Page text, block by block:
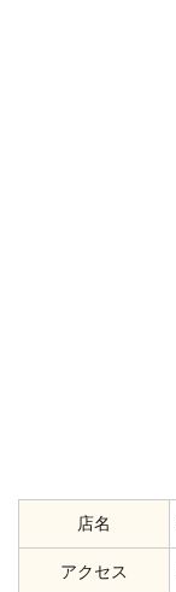
店名
アクセス